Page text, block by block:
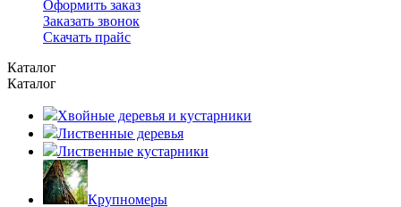
Оформить заказ
Заказать звонок
Скачать прайс
Каталог
Каталог
Хвойные деревья и кустарники
Лиственные деревья
Лиственные кустарники
Крупномеры